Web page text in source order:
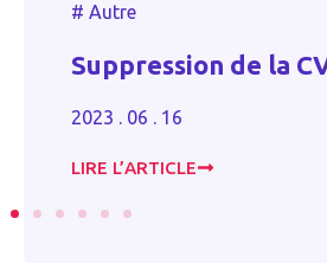
Autre
Suppression de la CVAE
2023 . 06 . 16
LIRE L’ARTICLE